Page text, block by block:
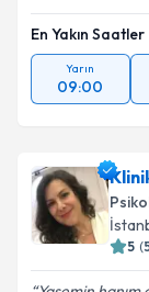
En Yakın Saatler
Yarın
09:00
5 (